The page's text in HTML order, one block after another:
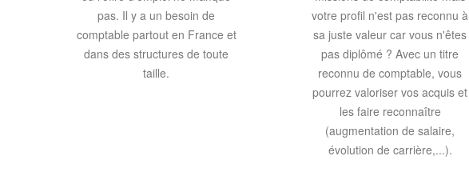
pas. Il y a un besoin de
comptable partout en France et
dans des structures de toute
taille.
votre profil n'est pas reconnu à
sa juste valeur car vous n'êtes
pas diplômé ? Avec un titre
reconnu de comptable, vous
pourrez valoriser vos acquis et
les faire reconnaître
(augmentation de salaire,
évolution de carrière,...).